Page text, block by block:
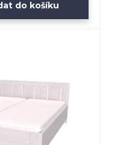
do košíku